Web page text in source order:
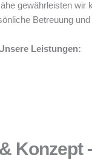
gewährleisten wir
Betreuung
Leistungen:
Konzept